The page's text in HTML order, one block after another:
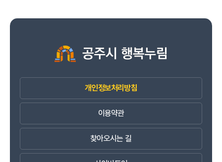
개인정보처리방침
이용약관
찾아오시는 길